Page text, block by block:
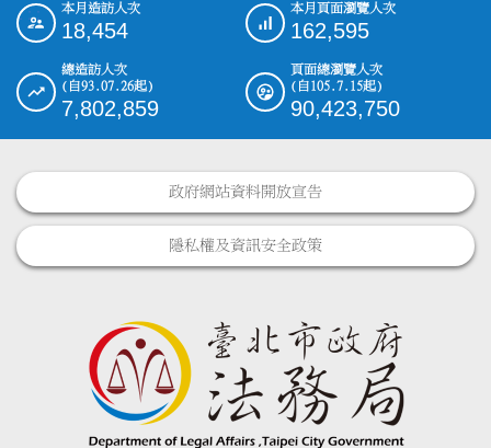
::: 本月造訪人次
18,454
本月頁面瀏覽人次
162,595
總造訪人次
(自93.07.26起)
7,802,859
頁面總瀏覽人次
(自105.7.15起)
90,423,750
政府網站資料開放宣告
隱私權及資訊安全政策